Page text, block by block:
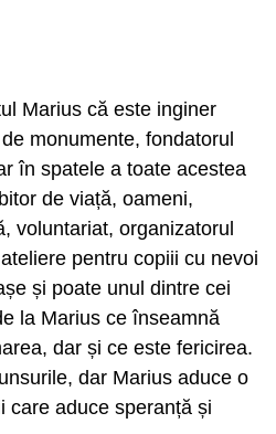
Marius că este inginer
monumente, fondatorul
în spatele a toate acestea
de viață, oameni,
voluntariat, organizatorul
pentru copiii cu nevoi
și poate unul dintre cei
la Marius ce înseamnă
dar și ce este fericirea.
dar Marius aduce o
care aduce speranță și